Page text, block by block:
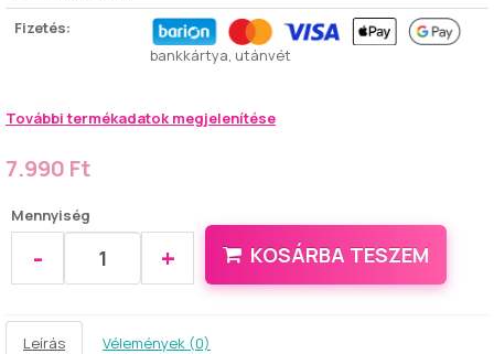
Fizetés:
bankkártya, utánvét
További termékadatok megjelenítése
7.990 Ft
Mennyiség
- + KOSÁRBA TESZEM
Leírás
Vélemények (0)